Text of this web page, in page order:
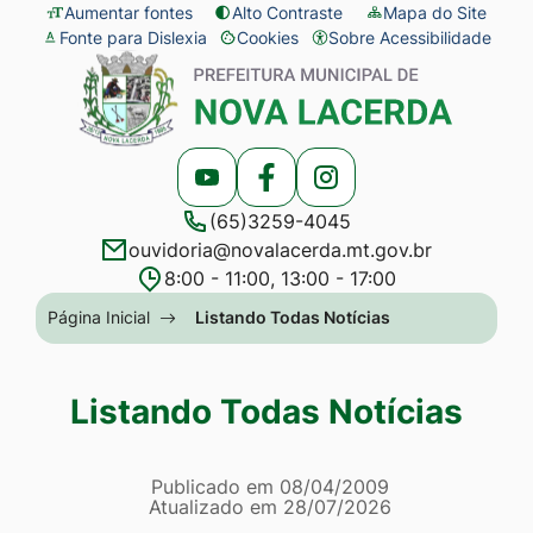
Seção
de
atalhos
acessibilidade
Ir
para
conteúdo
menu
[alt+2]
para
Aumentar fontes Alto Contraste
Mapa do Site
Fonte para Dislexia
Cookies
Abrir
preferências
de
cookies
Sobre Acessibilidade
Seção
menu
Acessar
a
Rede
Social
Acessar
a
Rede
Social
Acessar
a
Rede
Social
(65)3259-4045
ouvidoria@novalacerda.mt.gov.br
8:00 - 11:00, 13:00 - 17:00
Seção
do
principal
Página Inicial Listando Todas Notícias
Listando Todas Notícias
Página Listando Todas
Informações
Publicado em 08/04/2009
Atualizado em 28/07/2026